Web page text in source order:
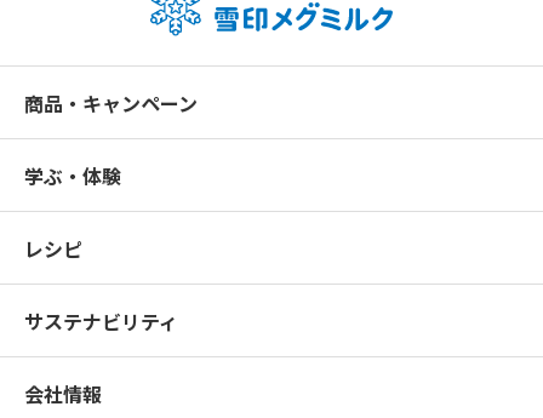
商品・キャンペーン
学ぶ・体験
レシピ
サステナビリティ
会社情報